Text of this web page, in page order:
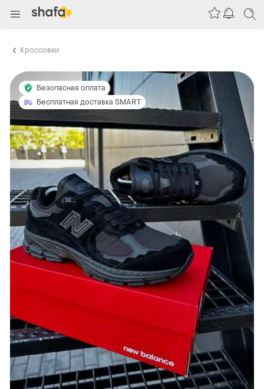
Кроссовки
Безопасная оплата
Бесплатная доставка SMART